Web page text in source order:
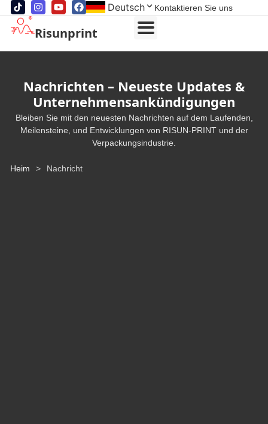
Deutsch Kontaktieren Sie uns
Risunprint
Nachrichten – Neueste Updates &
Unternehmensankündigungen
Bleiben Sie mit den neuesten Nachrichten auf dem Laufenden,
Meilensteine, und Entwicklungen von RISUN-PRINT und der
Verpackungsindustrie.
Heim > Nachricht